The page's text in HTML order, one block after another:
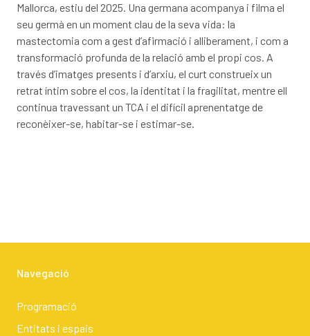
Mallorca, estiu del 2025. Una germana acompanya i filma el
seu germà en un moment clau de la seva vida: la
mastectomia com a gest d’afirmació i alliberament, i com a
transformació profunda de la relació amb el propi cos. A
través d’imatges presents i d’arxiu, el curt construeix un
retrat íntim sobre el cos, la identitat i la fragilitat, mentre ell
continua travessant un TCA i el difícil aprenentatge de
reconèixer-se, habitar-se i estimar-se.
Navegació
Programació
Entitats i espais